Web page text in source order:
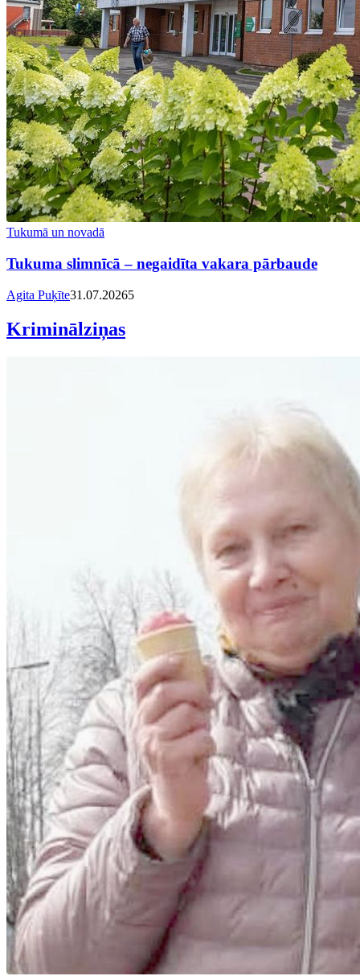
Tukumā un novadā
Tukuma slimnīcā – negaidīta vakara pārbaude
Agita Puķīte31.07.20265
Kriminālziņas